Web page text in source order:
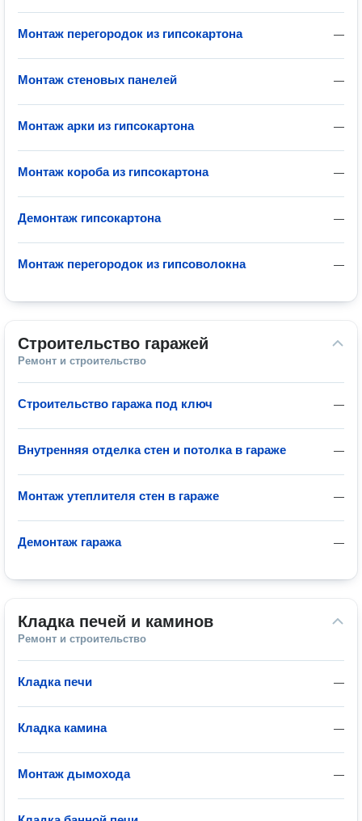
—
Монтаж перегородок из гипсокартона
—
Монтаж стеновых панелей
—
Монтаж арки из гипсокартона
—
Монтаж короба из гипсокартона
—
Демонтаж гипсокартона
—
Монтаж перегородок из гипсоволокна
Строительство гаражей
Ремонт и строительство
—
Строительство гаража под ключ
—
Внутренняя отделка стен и потолка в гараже
—
Монтаж утеплителя стен в гараже
—
Демонтаж гаража
Кладка печей и каминов
Ремонт и строительство
—
Кладка печи
—
Кладка камина
—
Монтаж дымохода